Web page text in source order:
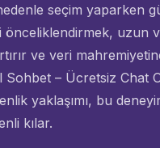
seçim yaparken
önceliklendirmek, uzun
ve veri
Sohbet – Ücretsiz Chat
yaklaşımı, bu
kılar.